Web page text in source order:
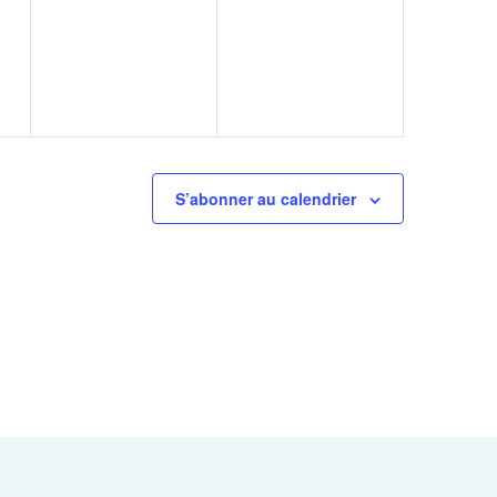
S’abonner au calendrier